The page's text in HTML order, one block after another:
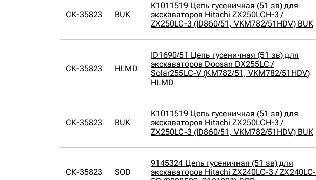
СК-35823 BUK
K1011519 Цепь гусеничная (51 зв) для
экскаваторов Hitachi ZX250LCH-3 /
ZX250LC-3 (ID860/51, VKM782/51HDV) BUK
СК-35823 HLMD
ID1690/51 Цепь гусеничная (51 зв) для
экскаваторов Doosan DX255LC /
Solar255LC-V (KM782/51, VKM782/51HDV)
HLMD
СК-35823 BUK
K1011519 Цепь гусеничная (51 зв) для
экскаваторов Hitachi ZX250LCH-3 /
ZX250LC-3 (ID860/51, VKM782/51HDV) BUK
СК-35823 SOD
9145324 Цепь гусеничная (51 зв) для
экскаваторов Hitachi ZX240LC-3 / ZX240LC-